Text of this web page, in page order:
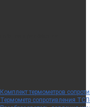
Комплект термометров
Термометр сопротивления